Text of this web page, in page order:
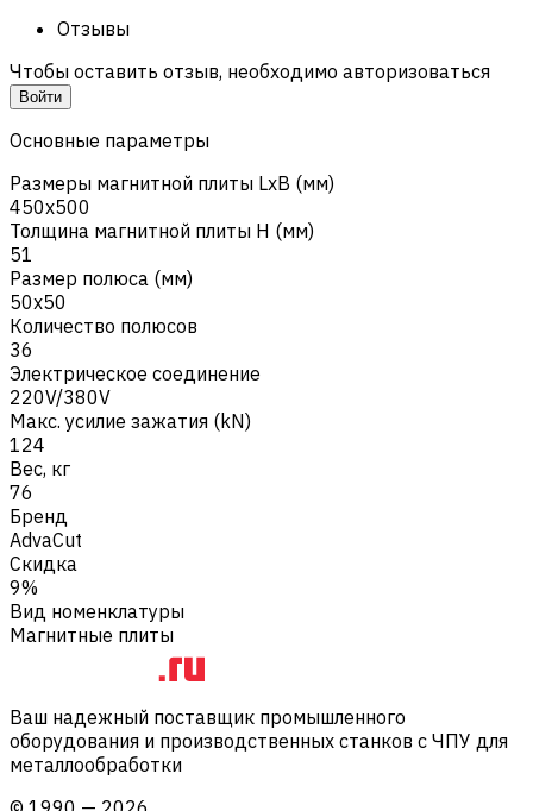
Отзывы
Чтобы оставить отзыв, необходимо авторизоваться
Войти
Основные параметры
Размеры магнитной плиты LxB (мм)
450x500
Толщина магнитной плиты H (мм)
51
Размер полюса (мм)
50x50
Количество полюсов
36
Электрическое соединение
220V/380V
Макс. усилие зажатия (kN)
124
Вес, кг
76
Бренд
AdvaCut
Скидка
9%
Вид номенклатуры
Магнитные плиты
Ваш надежный поставщик промышленного
оборудования и производственных станков с ЧПУ для
металлообработки